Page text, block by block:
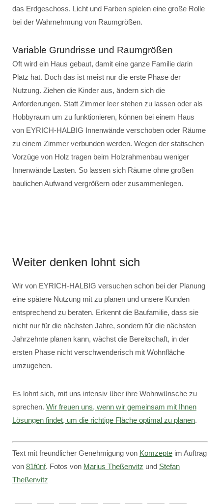
das Erdgeschoss. Licht und Farben spielen eine große Rolle
bei der Wahrnehmung von Raumgrößen.
Variable Grundrisse und Raumgrößen
Oft wird ein Haus gebaut, damit eine ganze Familie darin
Platz hat. Doch das ist meist nur die erste Phase der
Nutzung. Ziehen die Kinder aus, ändern sich die
Anforderungen. Statt Zimmer leer stehen zu lassen oder als
Hobbyraum um zu funktionieren, können bei einem Haus
von EYRICH-HALBIG Innenwände verschoben oder Räume
zu einem Zimmer verbunden werden. Wegen der statischen
Vorzüge von Holz tragen beim Holzrahmenbau weniger
Innenwände Lasten. So lassen sich Räume ohne großen
baulichen Aufwand vergrößern oder zusammenlegen.
Weiter denken lohnt sich
Wir von EYRICH-HALBIG versuchen schon bei der Planung
eine spätere Nutzung mit zu planen und unsere Kunden
entsprechend zu beraten. Erkennt die Baufamilie, dass sie
nicht nur für die nächsten Jahre, sondern für die nächsten
Jahrzehnte planen kann, wächst die Bereitschaft, in der
ersten Phase nicht verschwenderisch mit Wohnfläche
umzugehen.
Es lohnt sich, mit uns intensiv über ihre Wohnwünsche zu
sprechen. Wir freuen uns, wenn wir gemeinsam mit Ihnen
Lösungen findet, um die richtige Fläche optimal zu planen.
Text mit freundlicher Genehmigung von Komzepte im Auftrag
von 81fünf. Fotos von Marius Theßenvitz und Stefan
Theßenvitz